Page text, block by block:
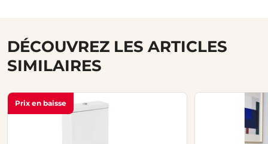
DÉCOUVREZ LES ARTICLES
SIMILAIRES
Prix en baisse